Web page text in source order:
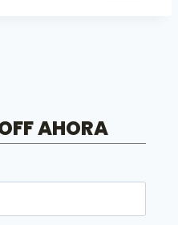
AHORA